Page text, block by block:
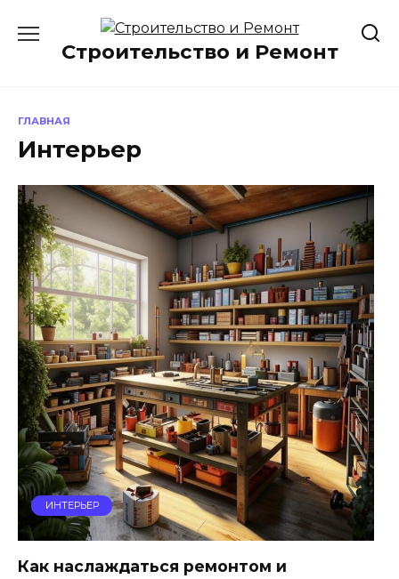
содержаниюСтроительство и Ремонт
ГЛАВНАЯ
Интерьер
ИНТЕРЬЕР
Как наслаждаться ремонтом и